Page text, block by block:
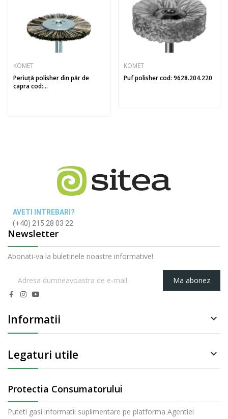
KOMET
Periuță polisher din păr de
capra cod:...
KOMET
Puf polisher cod: 9628.204.220
AVETI INTREBARI?
(+40) 215 28 03 22
Newsletter
Abonati-va la buletinele noastre informative!
Ma abonez
Informatii 
Legaturi utile 
Protectia Consumatorului
Puteti gasi informatii suplimentare pe platforma Agentiei